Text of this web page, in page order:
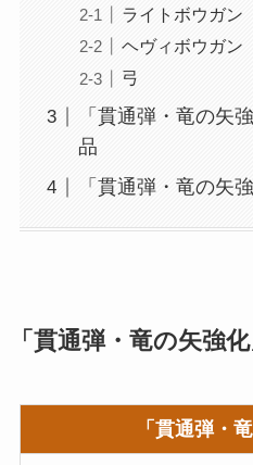
ライトボウガン
ヘヴィボウガン
弓
「貫通弾・竜の矢
品
「貫通弾・竜の矢
「貫通弾・竜の矢強
「貫通弾・